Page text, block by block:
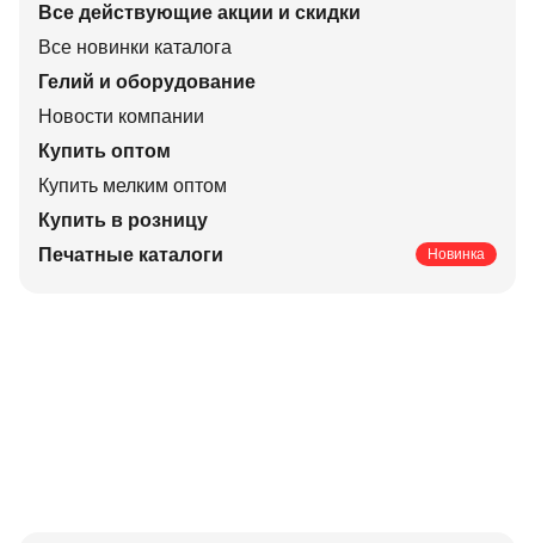
Все действующие акции и скидки
Все новинки каталога
Гелий и оборудование
Новости компании
Купить оптом
Купить мелким оптом
Купить в розницу
Печатные каталоги
Новинка